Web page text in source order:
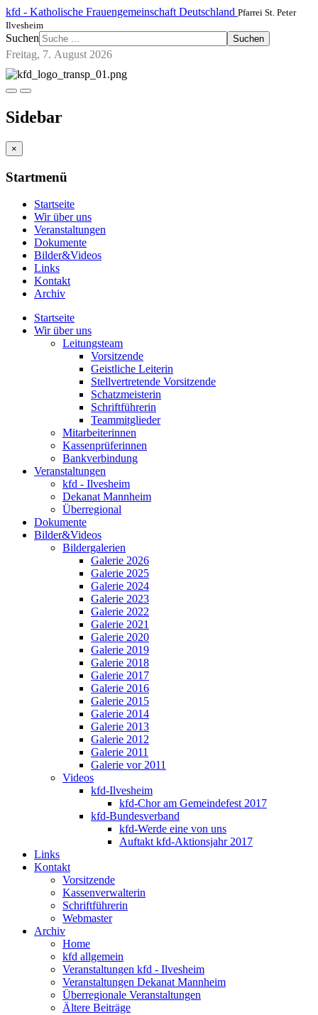
kfd - Katholische Frauengemeinschaft Deutschland Pfarrei St. Peter
Ilvesheim
Suchen Suchen
Freitag, 7. August 2026
Sidebar
×
Startmenü
Startseite
Wir über uns
Veranstaltungen
Dokumente
Bilder&Videos
Links
Kontakt
Archiv
Startseite
Wir über uns
Leitungsteam
Vorsitzende
Geistliche Leiterin
Stellvertretende Vorsitzende
Schatzmeisterin
Schriftführerin
Teammitglieder
Mitarbeiterinnen
Kassenprüferinnen
Bankverbindung
Veranstaltungen
kfd - Ilvesheim
Dekanat Mannheim
Überregional
Dokumente
Bilder&Videos
Bildergalerien
Galerie 2026
Galerie 2025
Galerie 2024
Galerie 2023
Galerie 2022
Galerie 2021
Galerie 2020
Galerie 2019
Galerie 2018
Galerie 2017
Galerie 2016
Galerie 2015
Galerie 2014
Galerie 2013
Galerie 2012
Galerie 2011
Galerie vor 2011
Videos
kfd-Ilvesheim
kfd-Chor am Gemeindefest 2017
kfd-Bundesverband
kfd-Werde eine von uns
Auftakt kfd-Aktionsjahr 2017
Links
Kontakt
Vorsitzende
Kassenverwalterin
Schriftführerin
Webmaster
Archiv
Home
kfd allgemein
Veranstaltungen kfd - Ilvesheim
Veranstaltungen Dekanat Mannheim
Überregionale Veranstaltungen
Ältere Beiträge